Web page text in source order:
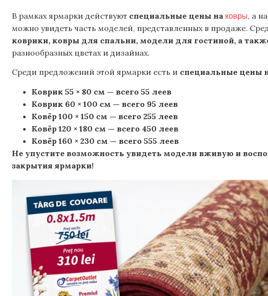
В рамках ярмарки действуют специальные цены на ковры, а
можно увидеть часть моделей, представленных в продаже.
коврики, ковры для спальни, модели для гостиной, а
разнообразных цветах и дизайнах.
Среди предложений этой ярмарки есть и специальные цены
Коврик 55 × 80 см — всего 55 леев
Коврик 60 × 100 см — всего 95 леев
Ковёр 100 × 150 см — всего 255 леев
Ковёр 120 × 180 см — всего 450 леев
Ковёр 160 × 230 см — всего 555 леев
Не упустите возможность увидеть модели вживую и
закрытия ярмарки!